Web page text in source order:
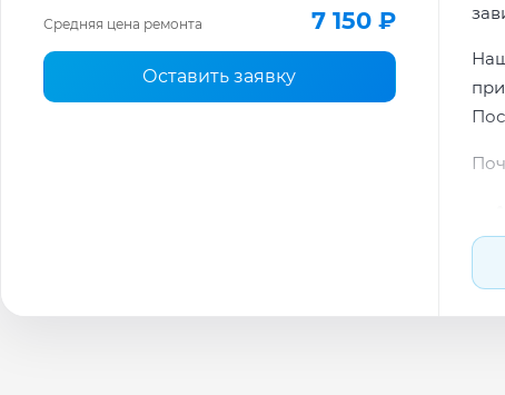
Средняя цена ремонта 7 150 ₽
Оставить заявку